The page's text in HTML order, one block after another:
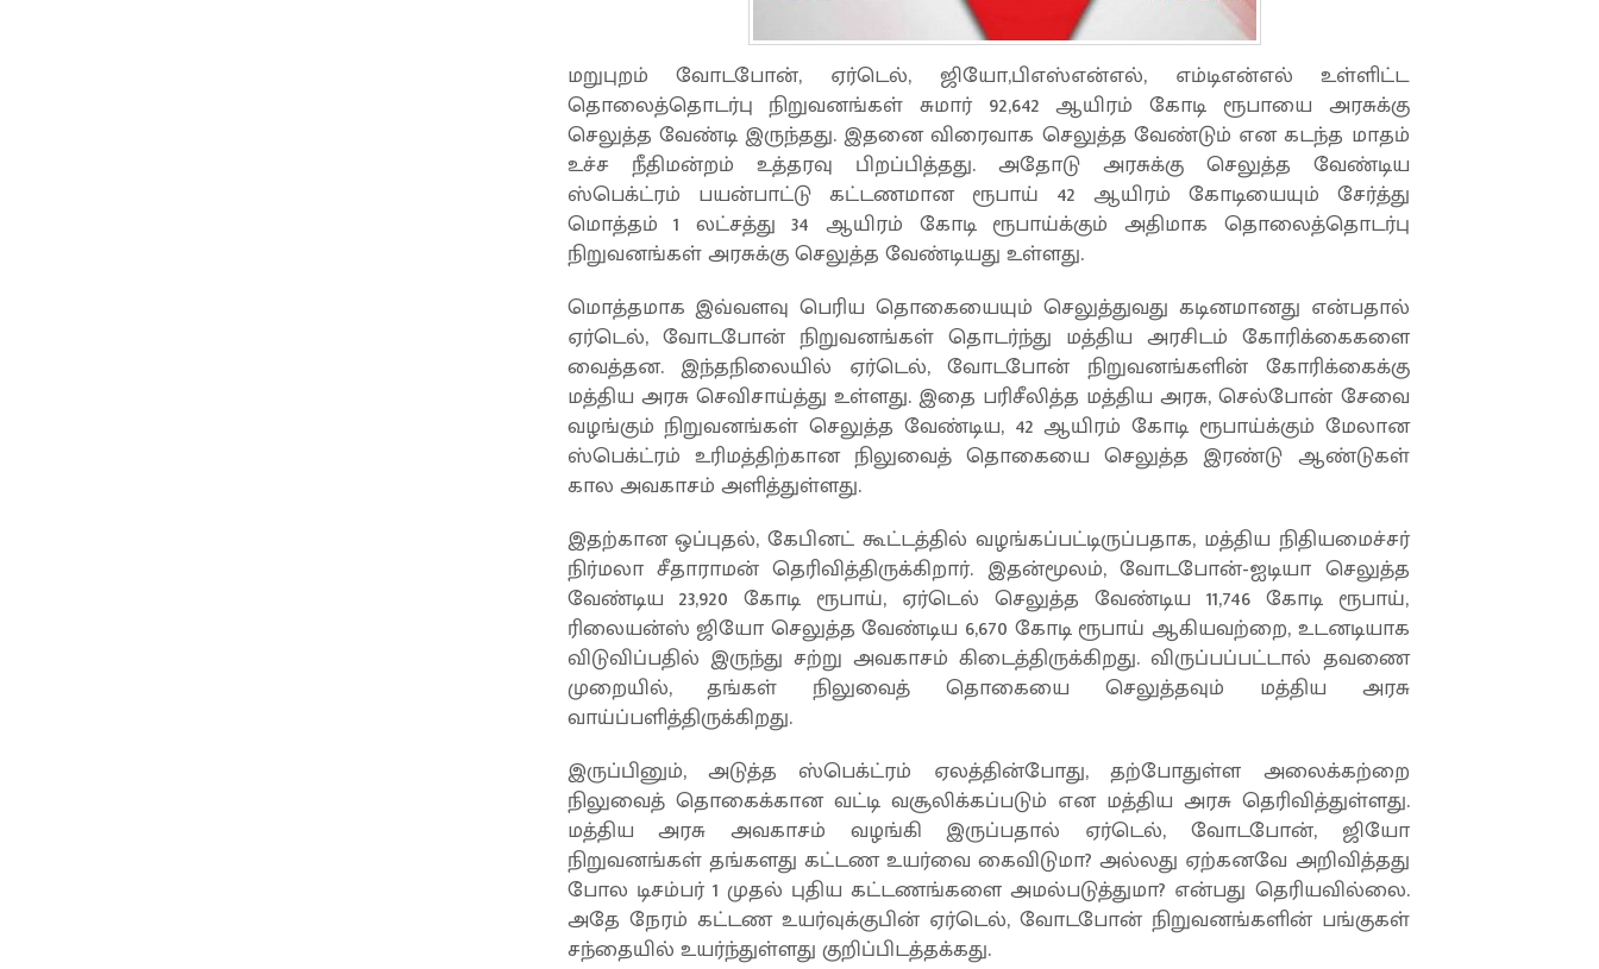
மறுபுறம் வோடபோன், ஏர்டெல், ஜியோ,பிஎஸ்என்எல், எம்டிஎன்எல் உள்ளிட்ட
தொலைத்தொடர்பு நிறுவனங்கள் சுமார் 92,642 ஆயிரம் கோடி ரூபாயை அரசுக்கு
செலுத்த வேண்டி இருந்தது. இதனை விரைவாக செலுத்த வேண்டும் என கடந்த மாதம்
உச்ச நீதிமன்றம் உத்தரவு பிறப்பித்தது. அதோடு அரசுக்கு செலுத்த வேண்டிய
ஸ்பெக்ட்ரம் பயன்பாட்டு கட்டணமான ரூபாய் 42 ஆயிரம் கோடியையும் சேர்த்து
மொத்தம் 1 லட்சத்து 34 ஆயிரம் கோடி ரூபாய்க்கும் அதிமாக தொலைத்தொடர்பு
நிறுவனங்கள் அரசுக்கு செலுத்த வேண்டியது உள்ளது.
மொத்தமாக இவ்வளவு பெரிய தொகையையும் செலுத்துவது கடினமானது என்பதால்
ஏர்டெல், வோடபோன் நிறுவனங்கள் தொடர்ந்து மத்திய அரசிடம் கோரிக்கைகளை
வைத்தன. இந்தநிலையில் ஏர்டெல், வோடபோன் நிறுவனங்களின் கோரிக்கைக்கு
மத்திய அரசு செவிசாய்த்து உள்ளது. இதை பரிசீலித்த மத்திய அரசு, செல்போன் சேவை
வழங்கும் நிறுவனங்கள் செலுத்த வேண்டிய, 42 ஆயிரம் கோடி ரூபாய்க்கும் மேலான
ஸ்பெக்ட்ரம் உரிமத்திற்கான நிலுவைத் தொகையை செலுத்த இரண்டு ஆண்டுகள்
கால அவகாசம் அளித்துள்ளது.
இதற்கான ஒப்புதல், கேபினட் கூட்டத்தில் வழங்கப்பட்டிருப்பதாக, மத்திய நிதியமைச்சர்
நிர்மலா சீதாராமன் தெரிவித்திருக்கிறார். இதன்மூலம், வோடபோன்-ஐடியா செலுத்த
வேண்டிய 23,920 கோடி ரூபாய், ஏர்டெல் செலுத்த வேண்டிய 11,746 கோடி ரூபாய்,
ரிலையன்ஸ் ஜியோ செலுத்த வேண்டிய 6,670 கோடி ரூபாய் ஆகியவற்றை, உடனடியாக
விடுவிப்பதில் இருந்து சற்று அவகாசம் கிடைத்திருக்கிறது. விருப்பப்பட்டால் தவணை
முறையில், தங்கள் நிலுவைத் தொகையை செலுத்தவும் மத்திய அரசு
வாய்ப்பளித்திருக்கிறது.
இருப்பினும், அடுத்த ஸ்பெக்ட்ரம் ஏலத்தின்போது, தற்போதுள்ள அலைக்கற்றை
நிலுவைத் தொகைக்கான வட்டி வசூலிக்கப்படும் என மத்திய அரசு தெரிவித்துள்ளது.
மத்திய அரசு அவகாசம் வழங்கி இருப்பதால் ஏர்டெல், வோடபோன், ஜியோ
நிறுவனங்கள் தங்களது கட்டண உயர்வை கைவிடுமா? அல்லது ஏற்கனவே அறிவித்தது
போல டிசம்பர் 1 முதல் புதிய கட்டணங்களை அமல்படுத்துமா? என்பது தெரியவில்லை.
அதே நேரம் கட்டண உயர்வுக்குபின் ஏர்டெல், வோடபோன் நிறுவனங்களின் பங்குகள்
சந்தையில் உயர்ந்துள்ளது குறிப்பிடத்தக்கது.